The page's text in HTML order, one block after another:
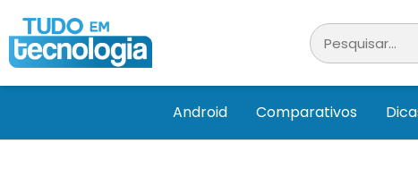
Android Comparativos